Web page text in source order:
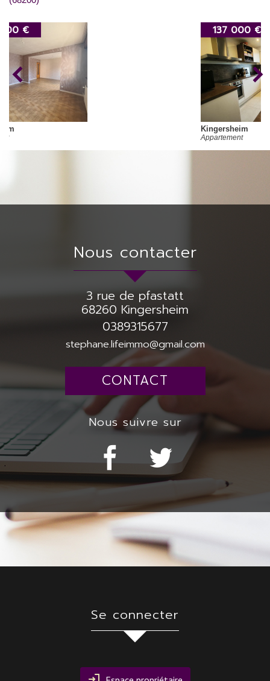
137 000 €
nous contacter
3 rue de pfastatt
68260 Kingersheim
0389315677
stephane.lifeimmo@gmail.com
CONTACT
nous suivre sur
se connecter